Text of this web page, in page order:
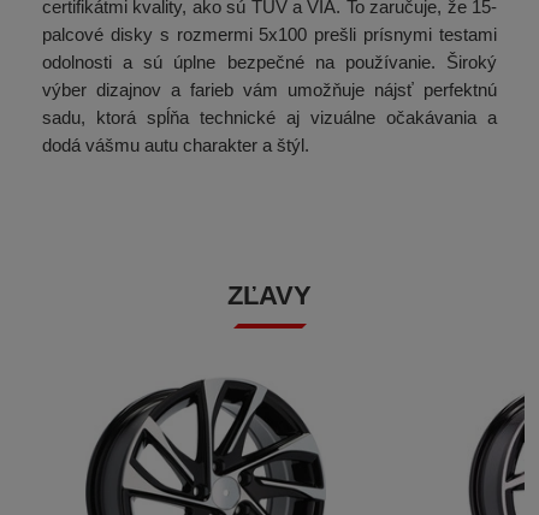
certifikátmi kvality, ako sú TÜV a VIA. To zaručuje, že 15-
palcové disky s rozmermi 5x100 prešli prísnymi testami
odolnosti a sú úplne bezpečné na používanie. Široký
výber dizajnov a farieb vám umožňuje nájsť perfektnú
sadu, ktorá spĺňa technické aj vizuálne očakávania a
dodá vášmu autu charakter a štýl.
ZĽAVY